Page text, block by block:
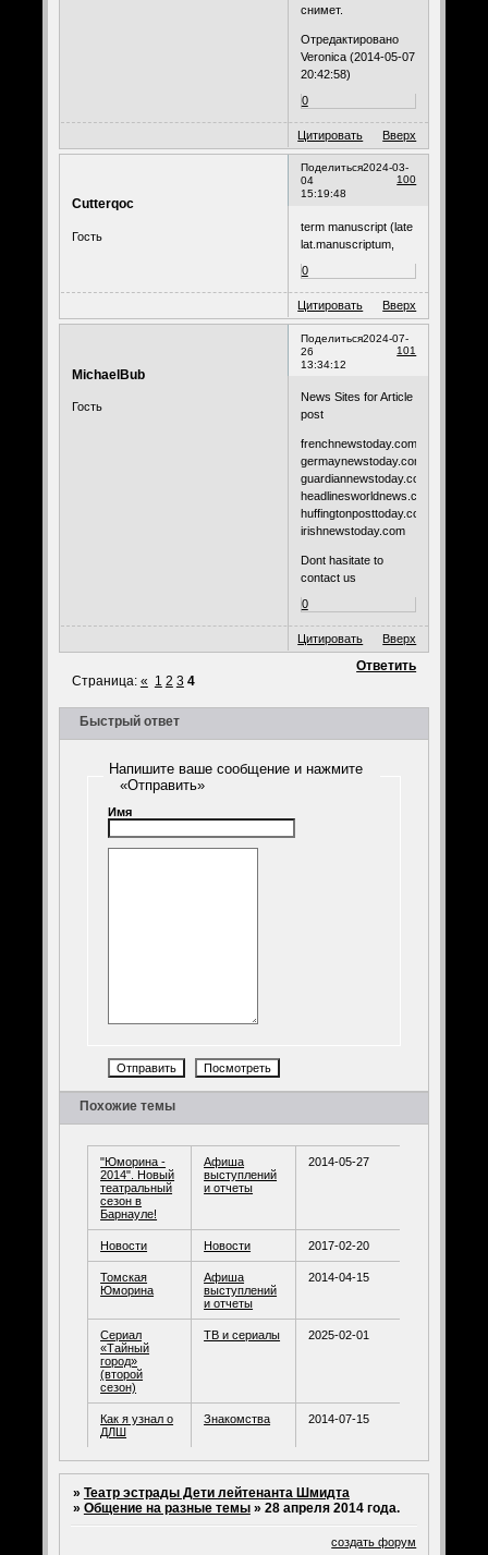
снимет.
Отредактировано
Veronica (2014-05-07
20:42:58)
0
Цитировать Вверх
Поделиться
100
2024-03-
04
15:19:48
Cutterqoc
Гость
term manuscript (late
lat.manuscriptum,
0
Цитировать Вверх
Поделиться
101
2024-07-
26
13:34:12
MichaelBub
Гость
News Sites for Article
post
frenchnewstoday.com
germaynewstoday.com
guardiannewstoday.com
headlinesworldnews.com
huffingtonposttoday.com
irishnewstoday.com
Dont hasitate to
contact us
0
Цитировать Вверх
Ответить
Страница: « 1 2 3 4
Быстрый ответ
Напишите ваше сообщение и нажмите
«Отправить»
Имя
Похожие темы
"Юморина -
2014". Новый
театральный
сезон в
Барнауле!
Афиша
выступлений
и отчеты
2014-05-27
Новости Новости 2017-02-20
Томская
Юморина
Афиша
выступлений
и отчеты
2014-04-15
Сериал
«Тайный
город»
(второй
сезон)
ТВ и сериалы 2025-02-01
Как я узнал о
ДЛШ
Знакомства 2014-07-15
» Театр эстрады Дети лейтенанта Шмидта
» Общение на разные темы » 28 апреля 2014 года.
создать форум